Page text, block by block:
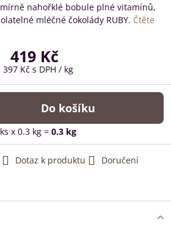
nahořklé bobule plné vitamínů,
mléčné čokolády RUBY. Čtěte
419 Kč
397 Kč s DPH / kg
Do košíku
ks x 0.3 kg = 0.3kg
Dotaz k produktu Doručení